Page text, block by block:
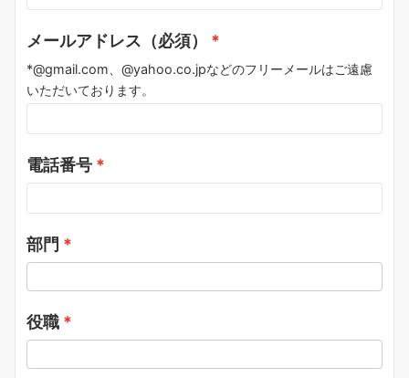
メールアドレス（必須）
*@gmail.com、@yahoo.co.jpなどのフリーメールはご遠慮
いただいております。
電話番号
部門
役職